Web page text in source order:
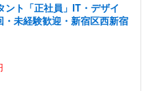
ント「正社員」IT・デザイ
未経験歓迎・新宿区西新宿